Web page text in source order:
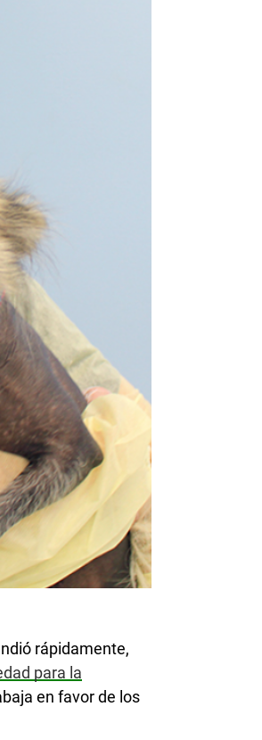
rápidamente,
para la
en favor de los